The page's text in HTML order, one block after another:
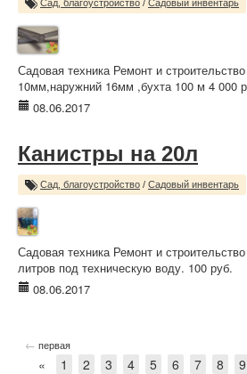
Сад, благоустройство / Садовый инвентарь
Садовая техника Ремонт и
10мм,наружний 16мм ,бухта 100 м 4 000
08.06.2017
Канистры на 20л
Сад, благоустройство / Садовый инвентарь
Садовая техника Ремонт и
литров под техническую воду. 100 руб.
08.06.2017
← первая
« 1 2 3 4 5 6 7 8 9